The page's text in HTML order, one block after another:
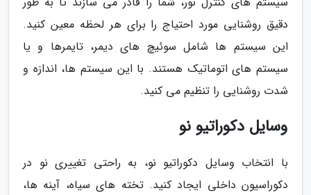
دقیق روشنایی مورد احتیاج را برای هر لحظه معین کنید.
این سیستم ها شامل سوئیچ های دیمر، تایمرها و یا
سیستم های اتوماتیک هستند. با این سیستم ها، اندازه و
شدت روشنایی را تنظیم می کنید.
وسایل دکوراتیو نو
با انتخاب وسایل دکوراتیو نو، به راحتی تغییری نو در
دکوراسیون داخلی ایجاد کنید. تخته های سیاه، آینه ها،